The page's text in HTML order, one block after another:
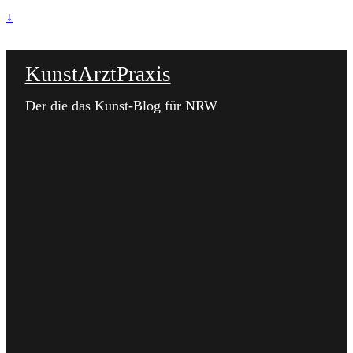
↓
KunstArztPraxis
Der die das Kunst-Blog für NRW